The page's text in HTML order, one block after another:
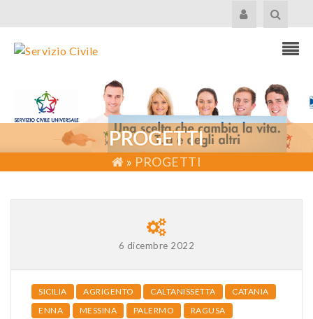
PROGETTI
» PROGETTI
6 dicembre 2022
SICILIA AGRIGENTO CALTANISSETTA
CATANIA
ENNA
MESSINA PALERMO
RAGUSA